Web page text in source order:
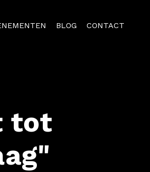
BLOG CONTACT
tot